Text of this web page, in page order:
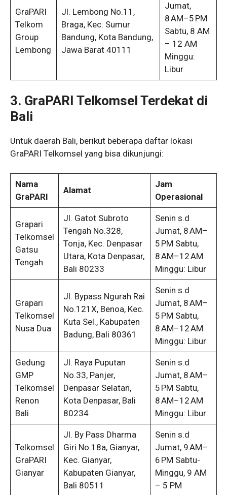
GraPARI
Telkom
Group
Lembong
Jl. Lembong No.11,
Braga, Kec. Sumur
Bandung, Kota Bandung,
Jawa Barat 40111
Jumat,
8 AM–5 PM
Sabtu, 8 AM
– 12 AM
Minggu:
Libur
3. GraPARI Telkomsel Terdekat di
Bali
Untuk daerah Bali, berikut beberapa daftar lokasi
GraPARI Telkomsel yang bisa dikunjungi:
Nama
GraPARI
Alamat
Jam
Operasional
Grapari
Telkomsel
Gatsu
Tengah
Jl. Gatot Subroto
Tengah No.328,
Tonja, Kec. Denpasar
Utara, Kota Denpasar,
Bali 80233
Senin s.d
Jumat, 8 AM–
5 PM Sabtu,
8 AM–12 AM
Minggu: Libur
Grapari
Telkomsel
Nusa Dua
Jl. Bypass Ngurah Rai
No.121X, Benoa, Kec.
Kuta Sel., Kabupaten
Badung, Bali 80361
Senin s.d
Jumat, 8 AM–
5 PM Sabtu,
8 AM–12 AM
Minggu: Libur
Gedung
GMP
Telkomsel
Renon
Bali
Jl. Raya Puputan
No.33, Panjer,
Denpasar Selatan,
Kota Denpasar, Bali
80234
Senin s.d
Jumat, 8 AM–
5 PM Sabtu,
8 AM–12 AM
Minggu: Libur
Telkomsel
GraPARI
Gianyar
Jl. By Pass Dharma
Giri No.18a, Gianyar,
Kec. Gianyar,
Kabupaten Gianyar,
Bali 80511
Senin s.d
Jumat, 9 AM–
6 PM Sabtu-
Minggu, 9 AM
– 5 PM